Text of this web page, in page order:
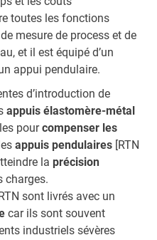
toutes les fonctions
mesure de process et de
et il est équipé d’un
appui pendulaire.
d’introduction de
appuis élastomère-métal
pourcompenser les
appuis pendulaires [RTN
la précision
charges.
sont livrés avec un
car ils sont souvent
industriels sévères